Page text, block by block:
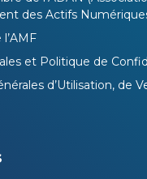
des Actifs
et Politique de
d’Utilisation, de